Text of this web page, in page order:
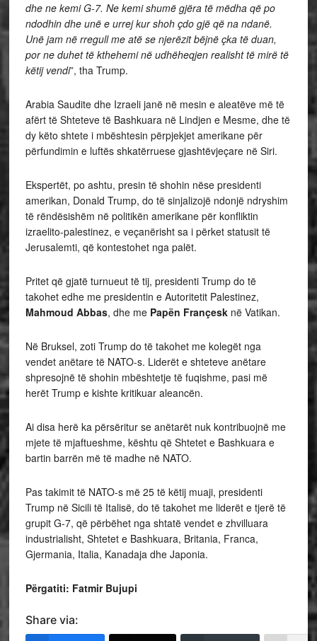
dhe ne kemi G-7. Ne kemi shumë gjëra të mëdha që po
ndodhin dhe unë e urrej kur shoh çdo gjë që na ndanë.
Unë jam në rregull me atë se njerëzit bëjnë çka të duan,
por ne duhet të kthehemi në udhëheqjen realisht të mirë të
këtij vendi”, tha Trump.
Arabia Saudite dhe Izraeli janë në mesin e aleatëve më të
afërt të Shteteve të Bashkuara në Lindjen e Mesme, dhe të
dy këto shtete i mbështesin përpjekjet amerikane për
përfundimin e luftës shkatërruese gjashtëvjeçare në Siri.
Ekspertët, po ashtu, presin të shohin nëse presidenti
amerikan, Donald Trump, do të sinjalizojë ndonjë ndryshim
të rëndësishëm në politikën amerikane për konfliktin
izraelito-palestinez, e veçanërisht sa i përket statusit të
Jerusalemti, që kontestohet nga palët.
Pritet që gjatë turnueut të tij, presidenti Trump do të
takohet edhe me presidentin e Autoritetit Palestinez,
Mahmoud Abbas, dhe me Papën Françesknë Vatikan.
Në Bruksel, zoti Trump do të takohet me kolegët nga
vendet anëtare të NATO-s. Liderët e shteteve anëtare
shpresojnë të shohin mbështetje të fuqishme, pasi më
herët Trump e kishte kritikuar aleancën.
Ai disa herë ka përsëritur se anëtarët nuk kontribuojnë me
mjete të mjaftueshme, kështu që Shtetet e Bashkuara e
bartin barrën më të madhe në NATO.
Pas takimit të NATO-s më 25 të këtij muaji, presidenti
Trump në Sicili të Italisë, do të takohet me liderët e tjerë të
grupit G-7, që përbëhet nga shtatë vendet e zhvilluara
industrialisht, Shtetet e Bashkuara, Britania, Franca,
Gjermania, Italia, Kanadaja dhe Japonia.
Përgatiti: Fatmir Bujupi
Share via: